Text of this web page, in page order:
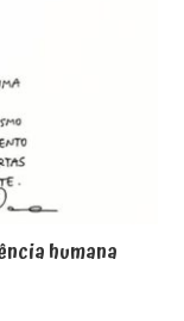
humana